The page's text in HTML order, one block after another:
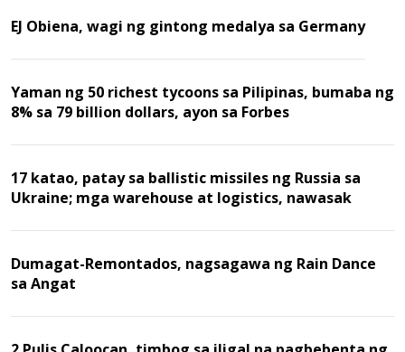
EJ Obiena, wagi ng gintong medalya sa Germany
Yaman ng 50 richest tycoons sa Pilipinas, bumaba ng
8% sa 79 billion dollars, ayon sa Forbes
17 katao, patay sa ballistic missiles ng Russia sa
Ukraine; mga warehouse at logistics, nawasak
Dumagat-Remontados, nagsagawa ng Rain Dance
sa Angat